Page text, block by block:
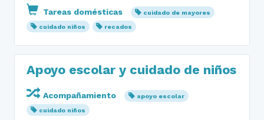
Tareas domésticas
cuidado de mayores
cuidado niños
recados
Apoyo escolar y cuidado de niños
Acompañamiento
apoyo escolar
cuidado niños